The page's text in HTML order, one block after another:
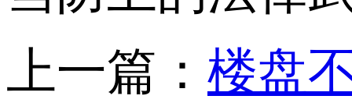
上一篇： 楼盘